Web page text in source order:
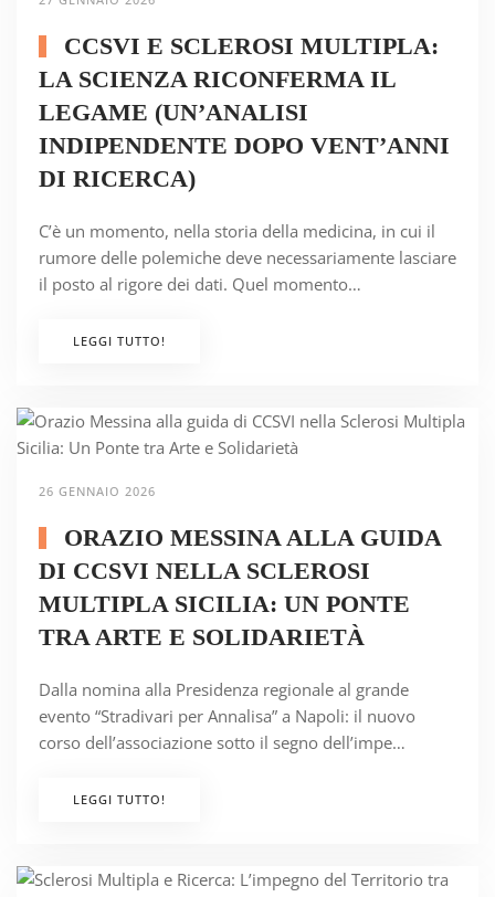
CCSVI E SCLEROSI MULTIPLA:
LA SCIENZA RICONFERMA IL
LEGAME (UN’ANALISI
INDIPENDENTE DOPO VENT’ANNI
DI RICERCA)
C’è un momento, nella storia della medicina, in cui il
rumore delle polemiche deve necessariamente lasciare
il posto al rigore dei dati. Quel momento…
LEGGI TUTTO!
26 GENNAIO 2026
ORAZIO MESSINA ALLA GUIDA
DI CCSVI NELLA SCLEROSI
MULTIPLA SICILIA: UN PONTE
TRA ARTE E SOLIDARIETÀ
Dalla nomina alla Presidenza regionale al grande
evento “Stradivari per Annalisa” a Napoli: il nuovo
corso dell’associazione sotto il segno dell’impe…
LEGGI TUTTO!